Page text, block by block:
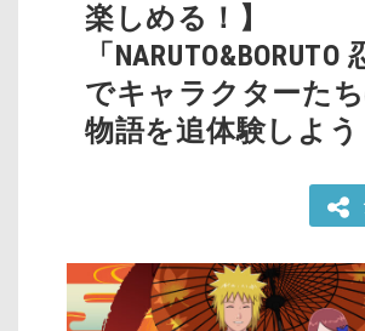
楽しめる！】
「NARUTO&BORUTO
でキャラクターた
物語を追体験しよう